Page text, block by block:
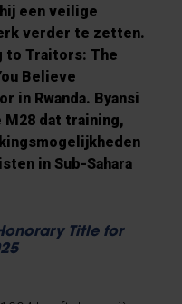
een veilige
verder te zetten.
to Traitors: The
Believe
in Rwanda. Byansi
dat training,
in Sub-Sahara
Title for